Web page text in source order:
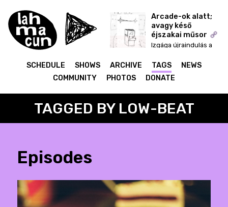
ON AIR
Arcade-ok alatt;
avagy késő
éjszakai műsor
Izgága újraindulás a
SCHEDULE SHOWS ARCHIVE TAGS
NEWS
COMMUNITY
PHOTOS DONATE
TAGGED BY LOW-BEAT
Episodes